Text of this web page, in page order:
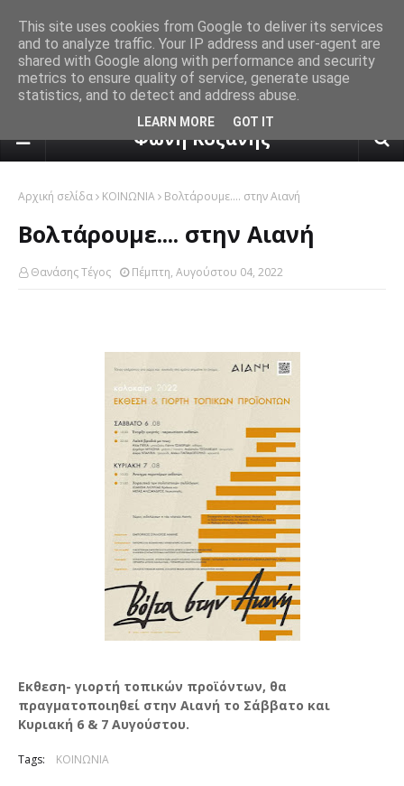
πρόγνωση καιρού από το
Φωνή Κοζάνης
Αρχική σελίδα ΚΟΙΝΩΝΙΑ Βολτάρουμε.... στην Αιανή
Βολτάρουμε.... στην Αιανή
Θανάσης Τέγος Πέμπτη, Αυγούστου 04, 2022
Εκθεση- γιορτή τοπικών προϊόντων, θα
πραγματοποιηθεί στην Αιανή το Σάββατο και
Κυριακή 6 & 7 Αυγούστου.
Tags: ΚΟΙΝΩΝΙΑ
This site uses cookies from Google to deliver its services
and to analyze traffic. Your IP address and user-agent are
shared with Google along with performance and security
metrics to ensure quality of service, generate usage
statistics, and to detect and address abuse.
LEARN MORE GOT IT